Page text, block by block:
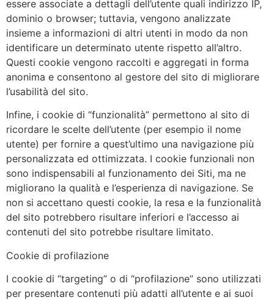
essere associate a dettagli dell’utente quali indirizzo IP,
dominio o browser; tuttavia, vengono analizzate
insieme a informazioni di altri utenti in modo da non
identificare un determinato utente rispetto all’altro.
Questi cookie vengono raccolti e aggregati in forma
anonima e consentono al gestore del sito di migliorare
l’usabilità del sito.
Infine, i cookie di “funzionalità” permettono al sito di
ricordare le scelte dell’utente (per esempio il nome
utente) per fornire a quest’ultimo una navigazione più
personalizzata ed ottimizzata. I cookie funzionali non
sono indispensabili al funzionamento dei Siti, ma ne
migliorano la qualità e l’esperienza di navigazione. Se
non si accettano questi cookie, la resa e la funzionalità
del sito potrebbero risultare inferiori e l’accesso ai
contenuti del sito potrebbe risultare limitato.
Cookie di profilazione
I cookie di “targeting” o di “profilazione” sono utilizzati
per presentare contenuti più adatti all’utente e ai suoi